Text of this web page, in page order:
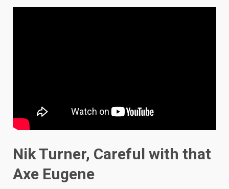
Nik Turner, Careful with that
Axe Eugene